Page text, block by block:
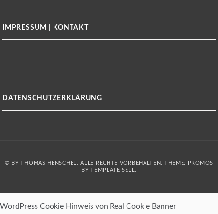
IMPRESSUM | KONTAKT
DATENSCHUTZERKLÄRUNG
© BY THOMAS HENSCHEL. ALLE RECHTE VORBEHALTEN. THEME: PROMOS
BY
TEMPLATE SELL.
WordPress Cookie Hinweis von Real Cookie Banner